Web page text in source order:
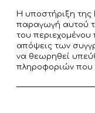
Η υποστήριξη της
παραγωγή αυτού
του περιεχομένου
απόψεις των
να θεωρηθεί
πληροφοριών που